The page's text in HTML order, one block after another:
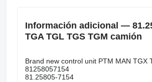
Información adicional —
TGA TGL TGS TGM camión
Brand new control unit PTM MAN TGX
81258057154
81.25805-7154